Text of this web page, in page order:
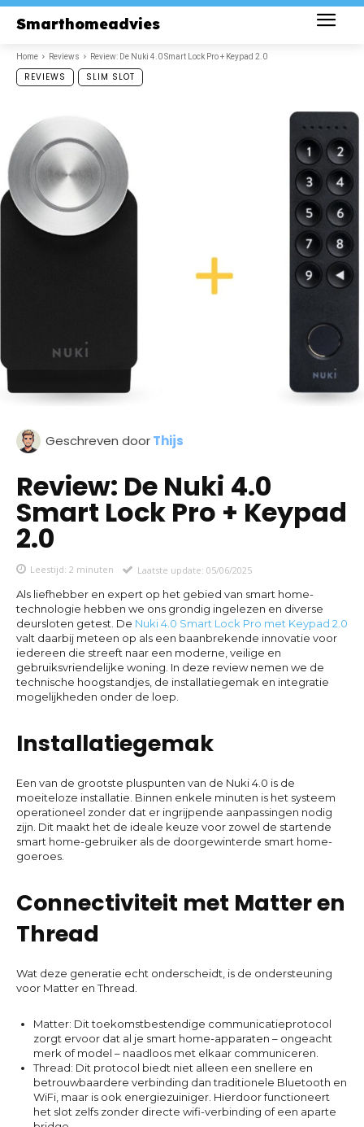
Smarthomeadvies
Home Reviews Review: De Nuki 4.0 Smart Lock Pro + Keypad 2.0
REVIEWS SLIM SLOT
Geschreven doorThijs
Review: De Nuki 4.0
Smart Lock Pro + Keypad
2.0
Leestijd: 2 minuten Laatste update: 05/06/2025
Als liefhebber en expert op het gebied van smart home-
technologie hebben we ons grondig ingelezen en diverse
deursloten getest. De Nuki 4.0 Smart Lock Pro met Keypad 2.0
valt daarbij meteen op als een baanbrekende innovatie voor
iedereen die streeft naar een moderne, veilige en
gebruiksvriendelijke woning. In deze review nemen we de
technische hoogstandjes, de installatiegemak en integratie
mogelijkheden onder de loep.
Installatiegemak
Een van de grootste pluspunten van de Nuki 4.0 is de
moeiteloze installatie. Binnen enkele minuten is het systeem
operationeel zonder dat er ingrijpende aanpassingen nodig
zijn. Dit maakt het de ideale keuze voor zowel de startende
smart home-gebruiker als de doorgewinterde smart home-
goeroes.
Connectiviteit met Matter en
Thread
Wat deze generatie echt onderscheidt, is de ondersteuning
voor Matter en Thread.
Matter: Dit toekomstbestendige communicatieprotocol
zorgt ervoor dat al je smart home-apparaten – ongeacht
merk of model – naadloos met elkaar communiceren.
Thread: Dit protocol biedt niet alleen een snellere en
betrouwbaardere verbinding dan traditionele Bluetooth en
WiFi, maar is ook energiezuiniger. Hierdoor functioneert
het slot zelfs zonder directe wifi-verbinding of een aparte